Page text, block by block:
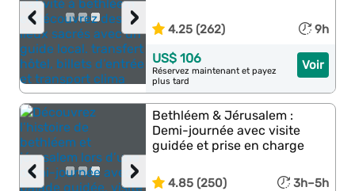
›
‹ 4.25 (262) 9h
Voir
US$ 106
Réservez maintenant et payez
plus tard
›
‹
Bethléem & Jérusalem :
Demi-journée avec visite
guidée et prise en charge
4.85 (250) 3h–5h